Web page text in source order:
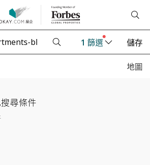
1 篩選 儲存
地圖
尋條件